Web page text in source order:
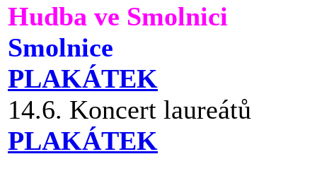
Hudba ve Smolnici
Smolnice
PLAKÁTEK
14.6. Koncert laureátů
PLAKÁTEK